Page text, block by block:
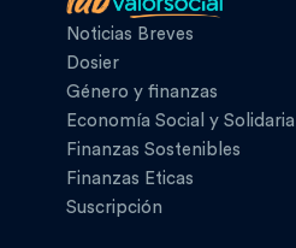
Noticias Breves
Dosier
Género y finanzas
Economía Social y Solidaria
Finanzas Sostenibles
Finanzas Eticas
Suscripción